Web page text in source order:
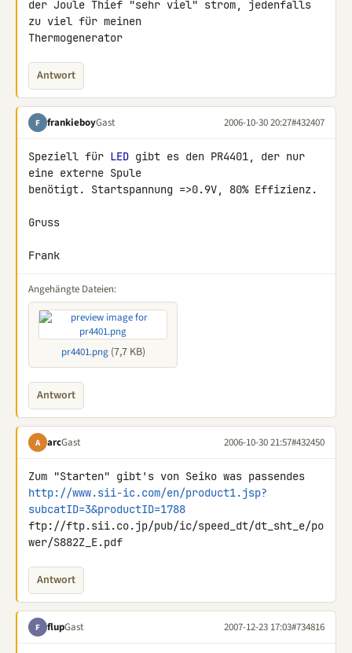
der Joule Thief "sehr viel" strom, jedenfalls
zu viel für meinen
Thermogenerator
Antwort
F frankieboyGast 2006-10-30 20:27#432407
Speziell für LED gibt es den PR4401, der nur
eine externe Spule
benötigt. Startspannung =>0.9V, 80% Effizienz.
Gruss
Frank
Angehängte Dateien:
pr4401.png(7,7 KB)
Antwort
A arcGast 2006-10-30 21:57#432450
http://www.sii-ic.com/en/product1.jsp?
subcatID=3&productID=1788
ftp://ftp.sii.co.jp/pub/ic/speed_dt/dt_sht_e/po
wer/S882Z_E.pdf
Antwort
F flupGast 2007-12-23 17:03#734816